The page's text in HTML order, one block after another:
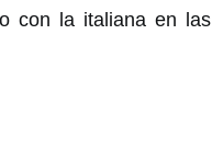
con la italiana en las